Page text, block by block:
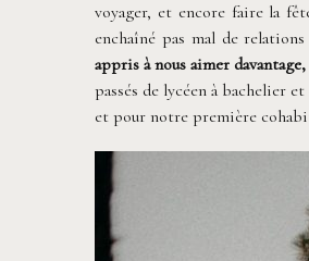
voyager, et encore faire la
enchaîné pas mal de
appris à nous aimer
passés de lycéen à bachelier
et pour notre première